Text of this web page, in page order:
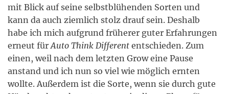
mit Blick auf seine selbstblühenden Sorten und
kann da auch ziemlich stolz drauf sein. Deshalb
habe ich mich aufgrund früherer guter Erfahrungen
erneut fürAuto Think Different entschieden. Zum
einen, weil nach dem letzten Grow eine Pause
anstand und ich nun so viel wie möglich ernten
wollte. Außerdem ist die Sorte, wenn sie durch gute